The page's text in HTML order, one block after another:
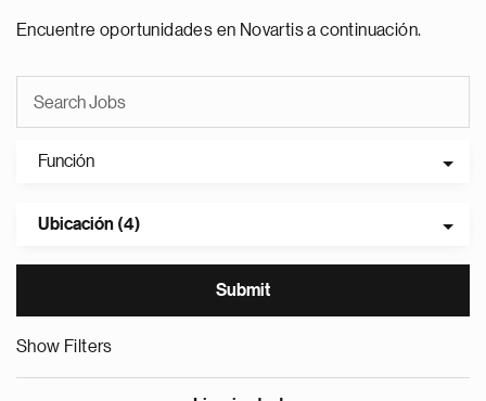
Encuentre oportunidades en Novartis a continuación.
Función
Ubicación (4)
Show Filters